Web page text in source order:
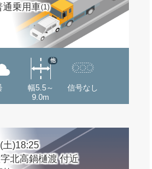
通乗用車(1)
幅5.5～
9.0m
他
信号なし
土)18:25
北高鍋樋渡 付近